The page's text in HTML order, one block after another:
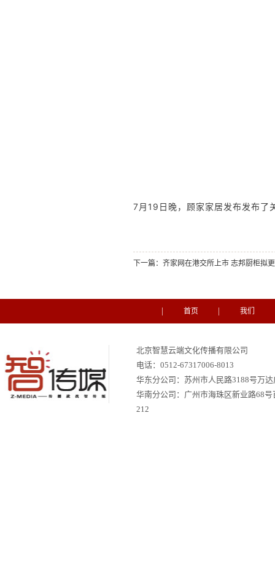
7月19日晚，顾家家居发布发布了
下一篇： 齐家网在港交所上市 志邦厨柜拟
首页 我们
北京智慧云端文化传播有限公司
华东分公司：苏州市人民路3188号万达
华南分公司： 广州市海珠区新业路68
212
电话： 0512-67317006-8013